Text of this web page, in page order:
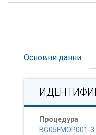
Основни данни
Процедура
BG05FMOP001-